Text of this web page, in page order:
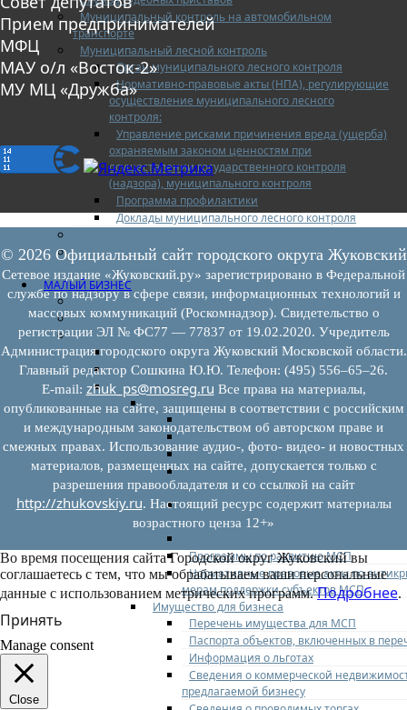
Муниципальный контроль на автомобильном
транспорте
Муниципальный лесной контроль
Орган муниципального лесного контроля
Нормативно-правовые акты (НПА), регулирующие
осуществление муниципального лесного
контроля:
Управление рисками причинения вреда (ущерба)
охраняемым законом ценностям при
осуществлении государственного контроля
(надзора), муниципального контроля
Программа профилактики
Доклады муниципального лесного контроля
Муниципальный контроль в сфере
благоустройства
МАЛЫЙ БИЗНЕС
Прием предпринимателей
Новости МСП
Поддержка МСП
Поддержка МСП
Финансовая поддержка
Имущественная поддержка
Нормативно-правовые акты
Федеральное законодательство
Региональное законодательство
Порядок формирования и ведения
Порядок предоставления имущества из
перечней
Нормативные правовые акты по
перечней
Программы по развитию МСП
Нормативные правовые акты по
мерам поддержки субъектов МСП
Имущество для бизнеса
Перечень имущества для МСП
Паспорта объектов, включенных в
Информация о льготах
Сведения о коммерческой
предлагаемой бизнесу
Прием предпринимателей
МФЦ
МАУ о/л «Восток-2»
МУ МЦ «Дружба»
© 2026 Официальный сайт городского округа Жуковский
Сетевое издание «Жуковский.ру» зарегистрировано в Федеральной
службе по надзору в сфере связи, информационных технологий и
массовых коммуникаций (Роскомнадзор). Свидетельство о
регистрации ЭЛ № ФС77 — 77837 от 19.02.2020. Учредитель
Администрация городского округа Жуковский Московской области.
Главный редактор Сошкина Ю.Ю. Телефон: (495) 556–65–26.
E‑mail: zhuk_ps@mosreg.ru Все права на материалы,
опубликованные на сайте, защищены в соответствии с российским
и международным законодательством об авторском праве и
смежных правах. Использование аудио-, фото- видео- и новостных
материалов, размещенных на сайте, допускается только с
разрешения правообладателя и со ссылкой на сайт
http://zhukovskiy.ru. Настоящий ресурс содержит материалы
возрастного ценза 12+»
Во время посещения сайта Городской округ Жуковский вы
соглашаетесь с тем, что мы обрабатываем ваши персональные
данные с использованием метрических программ.Подробнее.
Принять
Manage consent
Close